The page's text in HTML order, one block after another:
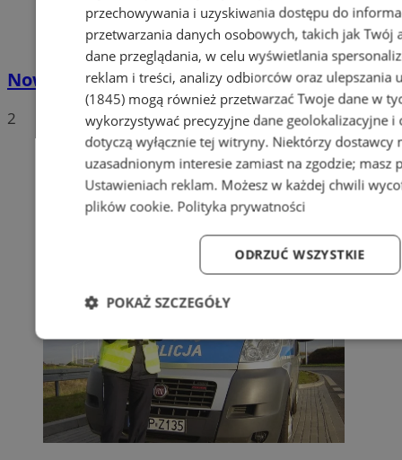
Nowe stawki za odbiór odpadów
2
przechowywania i uzyskiwania dostępu do
przetwarzania danych osobowych, takich jak
dane przeglądania, w celu wyświetlania
reklam i treści, analizy odbiorców oraz ulepszania
(1845)mogą również przetwarzać Twoje dane w
wykorzystywać precyzyjne dane geolokalizacyjne
dotyczą wyłącznie tej witryny. Niektórzy dostawcy
uzasadnionym interesie zamiast na zgodzie; masz
Ustawieniach reklam. Możesz w każdej chwili
plików cookie. Polityka prywatności
ODRZUĆ WSZYSTKIE
POKAŻ SZCZEGÓŁY
Niezbędne Wydajność Targetowanie